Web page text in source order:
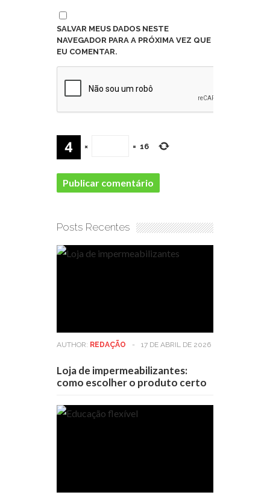
SALVAR MEUS DADOS NESTE
NAVEGADOR PARA A PRÓXIMA VEZ QUE
EU COMENTAR.
× = 16
Posts Recentes
AUTHOR: REDAÇÃO - 17 DE ABRIL DE 2026
Loja de impermeabilizantes:
como escolher o produto certo